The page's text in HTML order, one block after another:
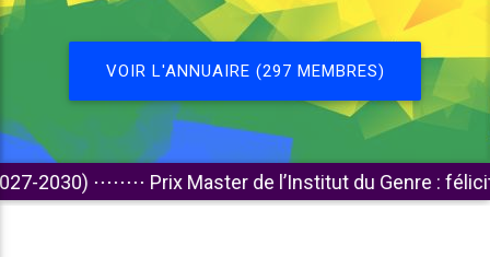
VOIR L'ANNUAIRE (297 MEMBRES)
⋅⋅⋅⋅⋅⋅⋅⋅Prix Master de l’Institut du Genre : félicitations